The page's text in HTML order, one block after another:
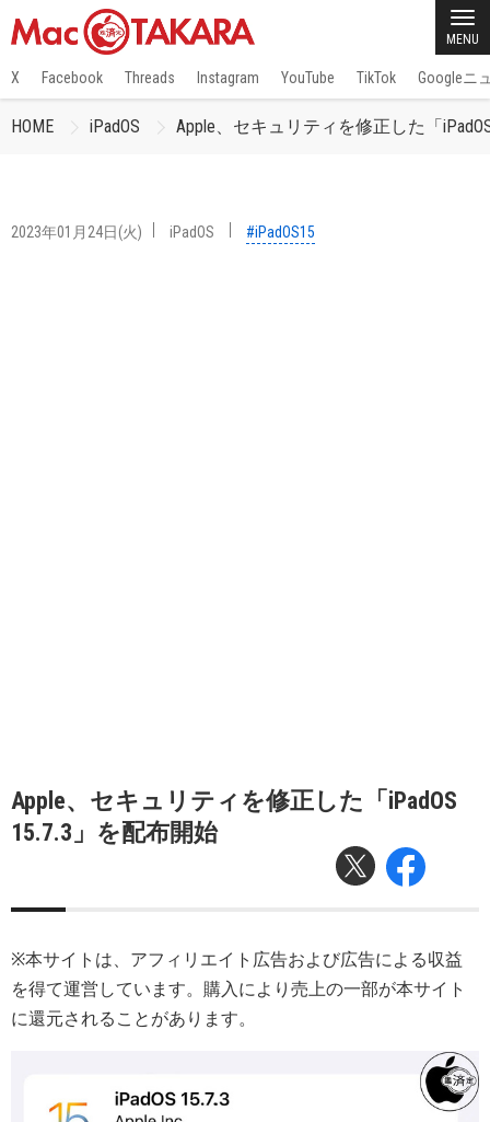
MENU
X Facebook Threads Instagram YouTube TikTok Googleニ
HOME iPadOS Apple、セキュリティを修正した「
2023年01月24日(火) iPadOS #iPadOS15
Apple、セキュリティを修正した「iPadOS
15.7.3」を配布開始
※本サイトは、アフィリエイト広告および広告による収益
を得て運営しています。購入により売上の一部が本サイト
に還元されることがあります。